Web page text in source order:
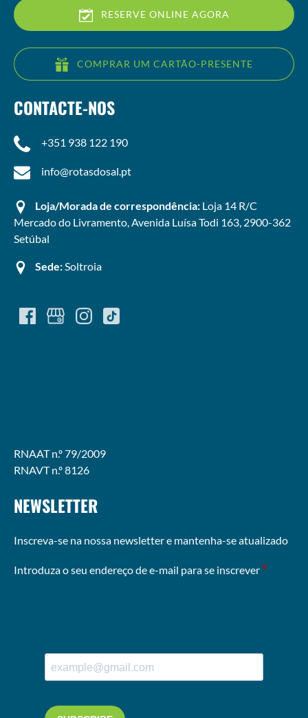
RESERVE ONLINE AGORA
COMPRAR UM CARTÃO-PRESENTE
CONTACTE-NOS
+351 938 122 190
info@rotasdosal.pt
Loja/Morada de correspondência: Loja 14 R/C
Mercado do Livramento, Avenida Luísa Todi 163, 2900-362
Setúbal
Sede:Soltroia
RNAAT n.º 79/2009
RNAVT n.º 8126
NEWSLETTER
Inscreva-se na nossa newsletter e mantenha-se atualizado
Introduza o seu endereço de e-mail para se inscrever *